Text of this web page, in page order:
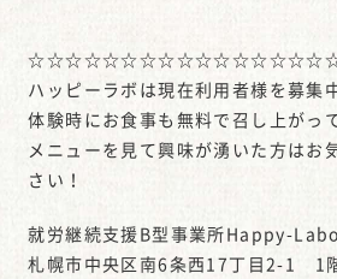
ハッピーラボは現在利用者様を募集
体験時にお食事も無料で召し上がっ
メニューを見て興味が湧いた方はお
さい！
就労継続支援B型事業所Happy-Labo
札幌市中央区南6条西17丁目2-1 1